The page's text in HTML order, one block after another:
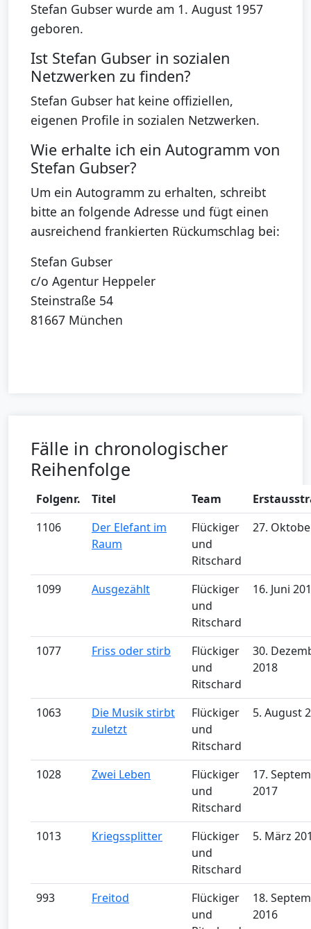
Stefan Gubser wurde am 1. August 1957
geboren.
Ist Stefan Gubser in sozialen
Netzwerken zu finden?
Stefan Gubser hat keine offiziellen,
eigenen Profile in sozialen Netzwerken.
Wie erhalte ich ein Autogramm von
Stefan Gubser?
Um ein Autogramm zu erhalten, schreibt
bitte an folgende Adresse und fügt einen
ausreichend frankierten Rückumschlag bei:
Stefan Gubser
c/o Agentur Heppeler
Steinstraße 54
81667 München
Fälle in chronologischer
Reihenfolge
Folgenr. Titel Team
1106
Der Elefant im
Raum
Flückiger
und
Ritschard
27.
1099 Ausgezählt
Flückiger
und
Ritschard
16. Juni
1077 Friss oder stirb
Flückiger
und
Ritschard
30.
2018
1063
Die Musik stirbt
zuletzt
Flückiger
und
Ritschard
5. August
1028 Zwei Leben
Flückiger
und
Ritschard
17.
2017
1013 Kriegssplitter
Flückiger
und
Ritschard
5. März
993 Freitod
Flückiger
und
18.
2016